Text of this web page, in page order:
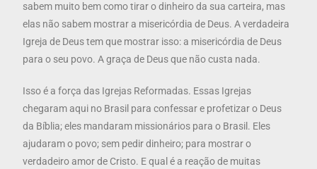
sabem muito bem como tirar o dinheiro da sua carteira, mas
elas não sabem mostrar a misericórdia de Deus. A verdadeira
Igreja de Deus tem que mostrar isso: a misericórdia de Deus
para o seu povo. A graça de Deus que não custa nada.
Isso é a força das Igrejas Reformadas. Essas Igrejas
chegaram aqui no Brasil para confessar e profetizar o Deus
da Bíblia; eles mandaram missionários para o Brasil. Eles
ajudaram o povo; sem pedir dinheiro; para mostrar o
verdadeiro amor de Cristo. E qual é a reação de muitas